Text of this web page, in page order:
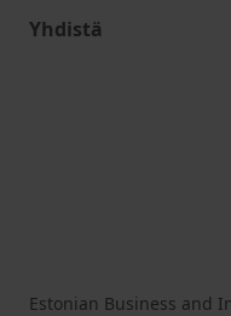
Yhdistä
Estonian Business and